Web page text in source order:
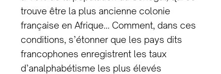
trouve être la plus ancienne colonie
française en Afrique… Comment, dans ces
conditions, s’étonner que les pays dits
francophones enregistrent les taux
d’analphabétisme les plus élevés